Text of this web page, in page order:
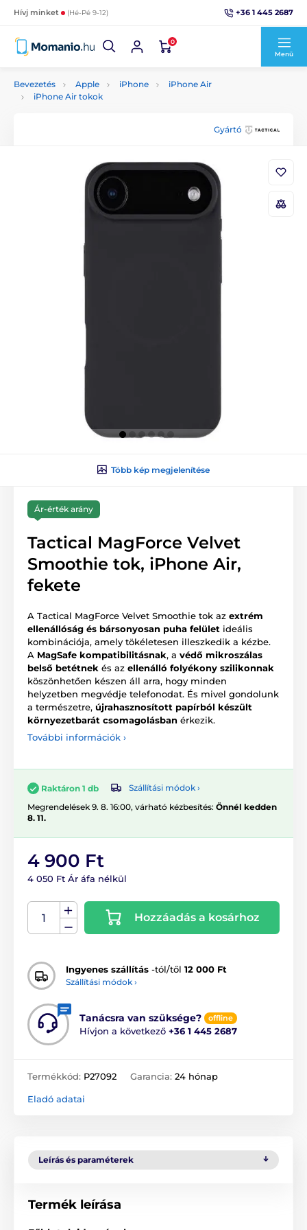
Hívj minket (Hé-Pé 9-12) +36 1 445 2687
0
Menü
Bevezetés Apple iPhone
iPhone Air
iPhone Air tokok
Gyártó
Több kép megjelenítése
Ár-érték arány
Tactical MagForce Velvet
Smoothie tok, iPhone Air,
fekete
A Tactical MagForce Velvet Smoothie tok az extrém
ellenállóság és bársonyosan puha felület ideális
kombinációja, amely tökéletesen illeszkedik a kézbe.
A MagSafe kompatibilitásnak, a védő mikroszálas
belső betétnek és az ellenálló folyékony szilikonnak
köszönhetően készen áll arra, hogy minden
helyzetben megvédje telefonodat. És mivel gondolunk
a természetre, újrahasznosított papírból készült
környezetbarát csomagolásban érkezik.
További információk ›
Raktáron 1 db
Szállítási módok ›
Megrendelések 9. 8. 16:00, várható kézbesítés: Önnél kedden
8. 11.
4 900 Ft
4 050 Ft Ár áfa nélkül
Hozzáadás a kosárhoz
Ingyenes szállítás -tól/től 12 000 Ft
Szállítási módok ›
Tanácsra van szüksége? offline
Hívjon a következő +36 1 445 2687
Termékkód: P27092 Garancia: 24 hónap
Eladó adatai
Leírás és paraméterek
Termék leírása